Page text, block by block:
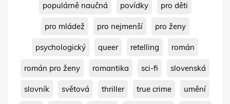
populárně naučná povídky pro děti
pro mládež pro nejmenší pro ženy
psychologický queer retelling román
román pro ženy romantika sci-fi slovenská
slovník světová thriller true crime umění